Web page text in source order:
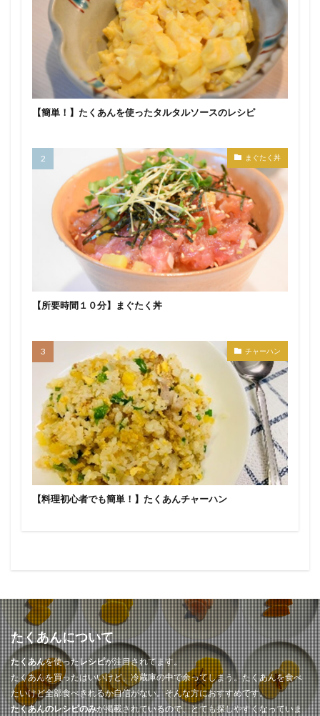
【簡単！】たくあんを使ったタルタルソースのレシピ
まぐたく丼
【所要時間１０分】まぐたく丼
チャーハン
【料理初心者でも簡単！】たくあんチャーハン
たくあんについて
たくあんを使ったレシピが注目されてます。
たくあんを買ったはいいけど、冷蔵庫の中で余ってしまう。たくあんを食べ
たいけど全部食べきれるか自信がない。そんな方におすすめです。
たくあんのレシピのみが掲載されているので、とても探しやすくなっていま